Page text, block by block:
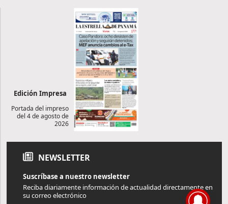
Edición Impresa
Portada del impreso
del 4 de agosto de
2026
NEWSLETTER
Suscríbase a nuestro newsletter
Reciba diariamente información de actualidad directamente en
su correo electrónico